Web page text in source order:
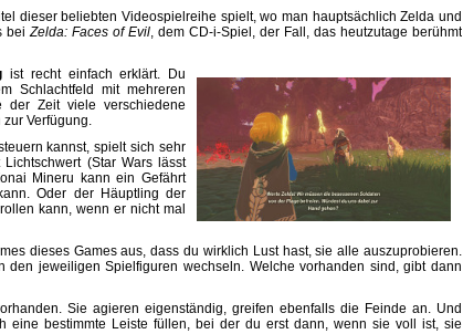
dieser beliebten Videospielreihe spielt, wo man hauptsächlich Zelda und
beiZelda: Faces of Evil, dem CD-i-Spiel, der Fall, das heutzutage berühmt
ist recht einfach erklärt. Du
Schlachtfeld mit mehreren
der Zeit viele verschiedene
Verfügung.
kannst, spielt sich sehr
(Star Wars lässt
Mineru kann ein Gefährt
Oder der Häuptling der
kann, wenn er nicht mal
dieses Games aus, dass du wirklich Lust hast, sie alle auszuprobieren.
jeweiligen Spielfiguren wechseln. Welche vorhanden sind, gibt dann
Sie agieren eigenständig, greifen ebenfalls die Feinde an. Und
eine bestimmte Leiste füllen, bei der du erst dann, wenn sie voll ist, sie